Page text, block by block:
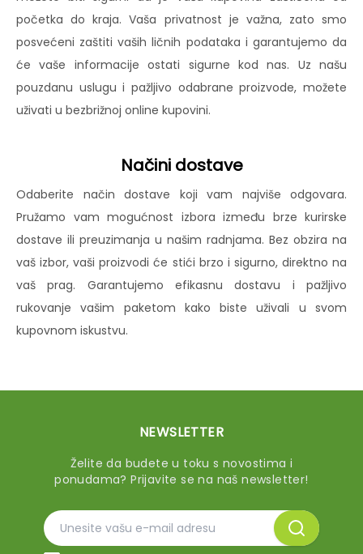
početka do kraja. Vaša privatnost je važna, zato smo
posvećeni zaštiti vaših ličnih podataka i garantujemo da
će vaše informacije ostati sigurne kod nas. Uz našu
pouzdanu uslugu i pažljivo odabrane proizvode, možete
uživati u bezbrižnoj online kupovini.
Načini dostave
Odaberite način dostave koji vam najviše odgovara.
Pružamo vam mogućnost izbora između brze kurirske
dostave ili preuzimanja u našim radnjama. Bez obzira na
vaš izbor, vaši proizvodi će stići brzo i sigurno, direktno na
vaš prag. Garantujemo efikasnu dostavu i pažljivo
rukovanje vašim paketom kako biste uživali u svom
kupovnom iskustvu.
NEWSLETTER
Želite da budete u toku s novostima i
ponudama? Prijavite se na naš newsletter!